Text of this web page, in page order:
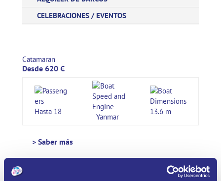
CELEBRACIONES / EVENTOS
Catamaran
Desde 620 €
Hasta 18
Yanmar
13.6 m
> Saber más
Yate